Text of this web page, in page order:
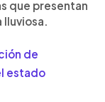
que presentan
lluviosa.
de
estado